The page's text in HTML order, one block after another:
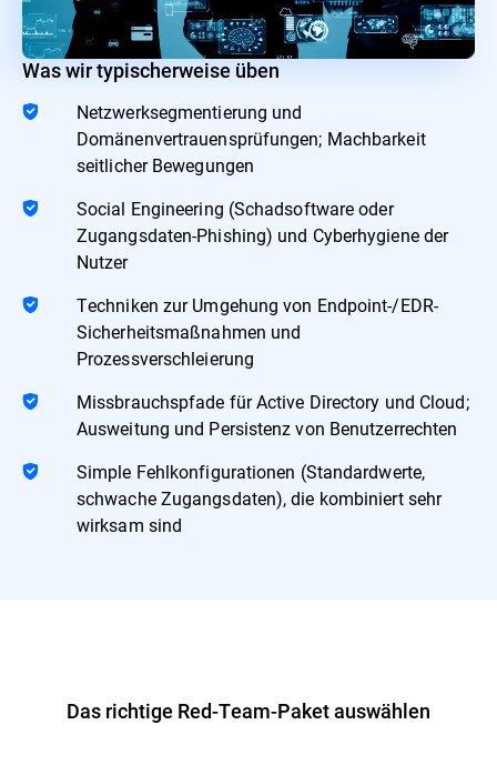
Was wir typischerweise üben
Netzwerksegmentierung und
Domänenvertrauensprüfungen; Machbarkeit
seitlicher Bewegungen
Social Engineering (Schadsoftware oder
Zugangsdaten-Phishing) und Cyberhygiene der
Nutzer
Techniken zur Umgehung von Endpoint-/EDR-
Sicherheitsmaßnahmen und
Prozessverschleierung
Missbrauchspfade für Active Directory und Cloud;
Ausweitung und Persistenz von Benutzerrechten
Simple Fehlkonfigurationen (Standardwerte,
schwache Zugangsdaten), die kombiniert sehr
wirksam sind
Das richtige Red-Team-Paket auswählen